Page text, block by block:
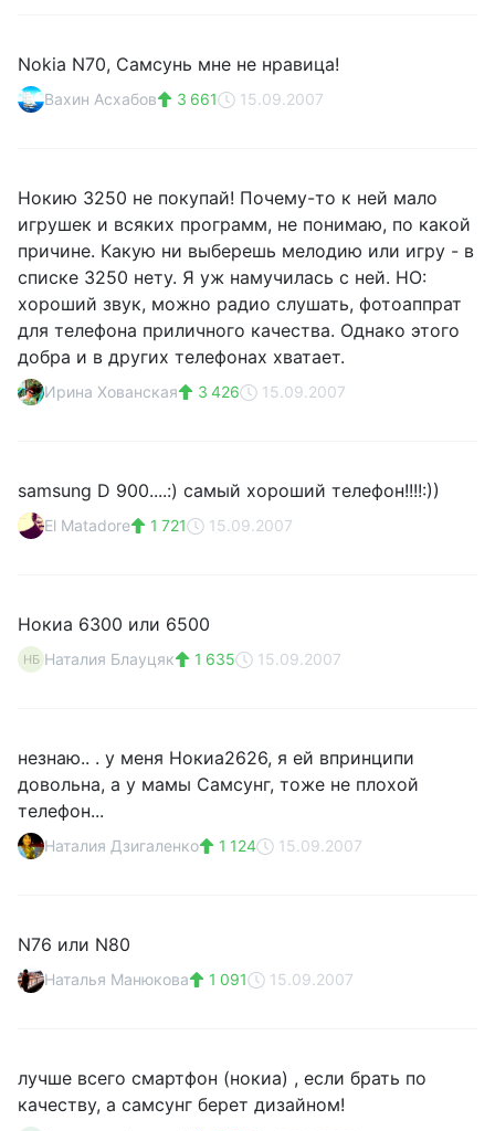
Nokia N70, Самсунь мне не нравица!
Вахин Асхабов 3 661 15.09.2007
Нокию 3250 не покупай! Почему-то к ней мало
игрушек и всяких программ, не понимаю, по какой
причине. Какую ни выберешь мелодию или игру - в
списке 3250 нету. Я уж намучилась с ней. НО:
хороший звук, можно радио слушать, фотоаппрат
для телефона приличного качества. Однако этого
добра и в других телефонах хватает.
Ирина Хованская 3 426 15.09.2007
samsung D 900....:) самый хороший телефон!!!!:))
El Matadore 1 721 15.09.2007
Нокиа 6300 или 6500
НБ Наталия Блауцяк 1 635 15.09.2007
незнаю.. . у меня Нокиа2626, я ей впринципи
довольна, а у мамы Самсунг, тоже не плохой
телефон...
Наталия Дзигаленко 1 124 15.09.2007
N76 или N80
Наталья Манюкова 1 091 15.09.2007
лучше всего смартфон (нокиа) , если брать по
качеству, а самсунг берет дизайном!